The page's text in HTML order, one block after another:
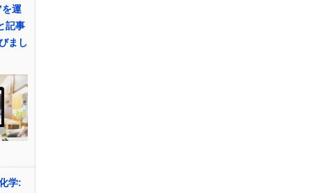
運
記事
まし
学: